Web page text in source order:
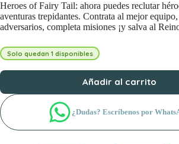
Heroes of Fairy Tail: ahora puedes reclutar
aventuras trepidantes. Contrata al mejor
adversarios, completa misiones ¡y salva al
Solo quedan 1 disponibles
Añadir al carrito
¿Dudas? Escríbenos por